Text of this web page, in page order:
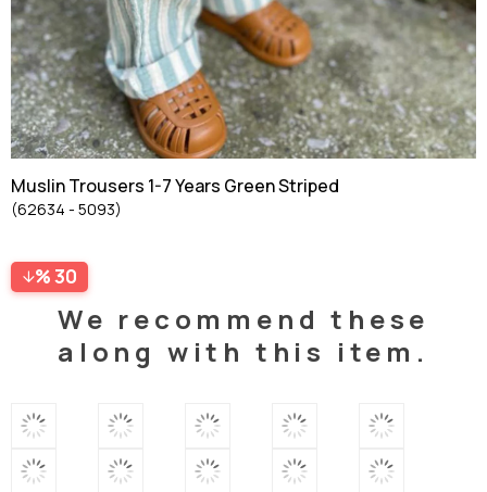
Muslin Trousers 1-7 Years Green Striped
(62634 - 5093)
30
We recommend these
along with this item.